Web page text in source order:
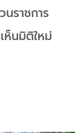
ราชการ
ห็นมิติใหม่